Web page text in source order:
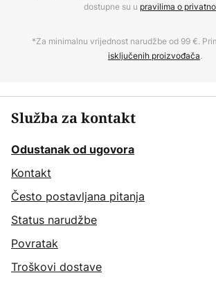
dostupne su u pravilima o
*Za minimalnu vrijednost narudžbe od 99 €.
isključenih proizvođača.
Služba za kontakt
Odustanak od ugovora
Kontakt
Često postavljana pitanja
Status narudžbe
Povratak
Troškovi dostave